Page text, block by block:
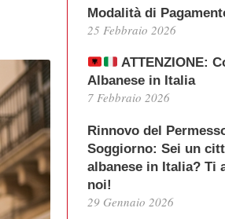
Modalità di
25 Febbraio 2026
ATTENZIONE:
Albanese in Italia
7 Febbraio 2026
Rinnovo del
Soggiorno: Sei un
albanese in Italia? Ti
noi!
29 Gennaio 2026